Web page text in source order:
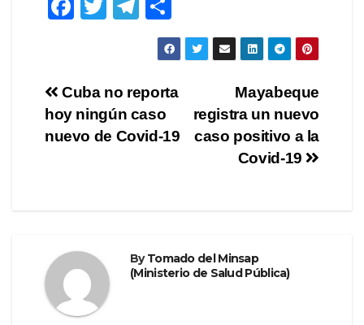
F
e
b
o
T
er
T
el
gr
a
m
h
ar
e
Post
navigation
Mayabeque
registra un nuevo
caso positivo a la
Covid-19
Cuba no reporta
hoy ningún caso
nuevo de Covid-19
ByTomado del Minsap
(Ministerio de Salud Pública)